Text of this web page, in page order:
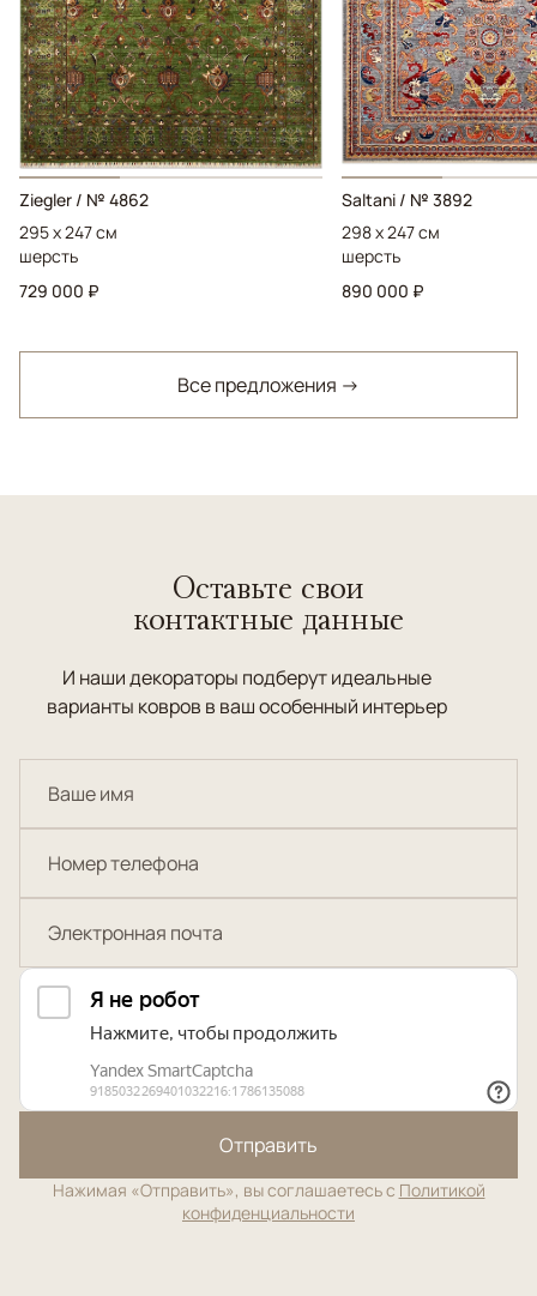
Ziegler / № 4862
295 x 247 см
шерсть
729 000 ₽
Saltani / № 3892
298 x 247 см
шерсть
890 000 ₽
Все предложения →
Оставьте свои
контактные данные
И наши декораторы подберут идеальные
варианты ковров в ваш особенный интерьер
Отправить
Нажимая «Отправить», вы соглашаетесь с Политикой
конфиденциальности